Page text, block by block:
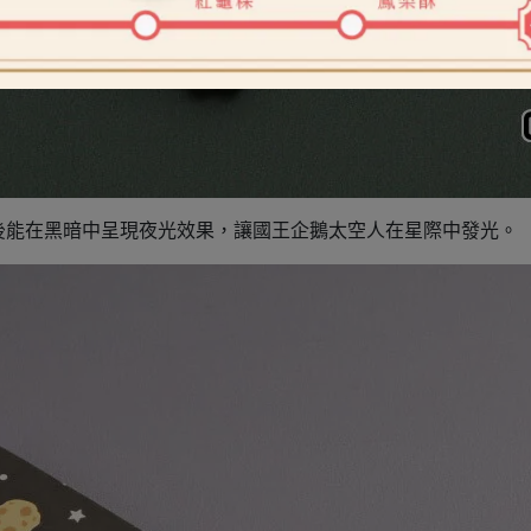
在黑暗中呈現夜光效果，讓國王企鵝太空人在星際中發光。